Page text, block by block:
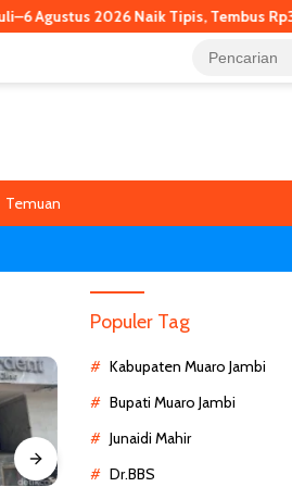
2026 Naik Tipis, Tembus
Temuan
Populer Tag
Kabupaten Muaro Jambi
Bupati Muaro Jambi
Junaidi Mahir
Dr.BBS